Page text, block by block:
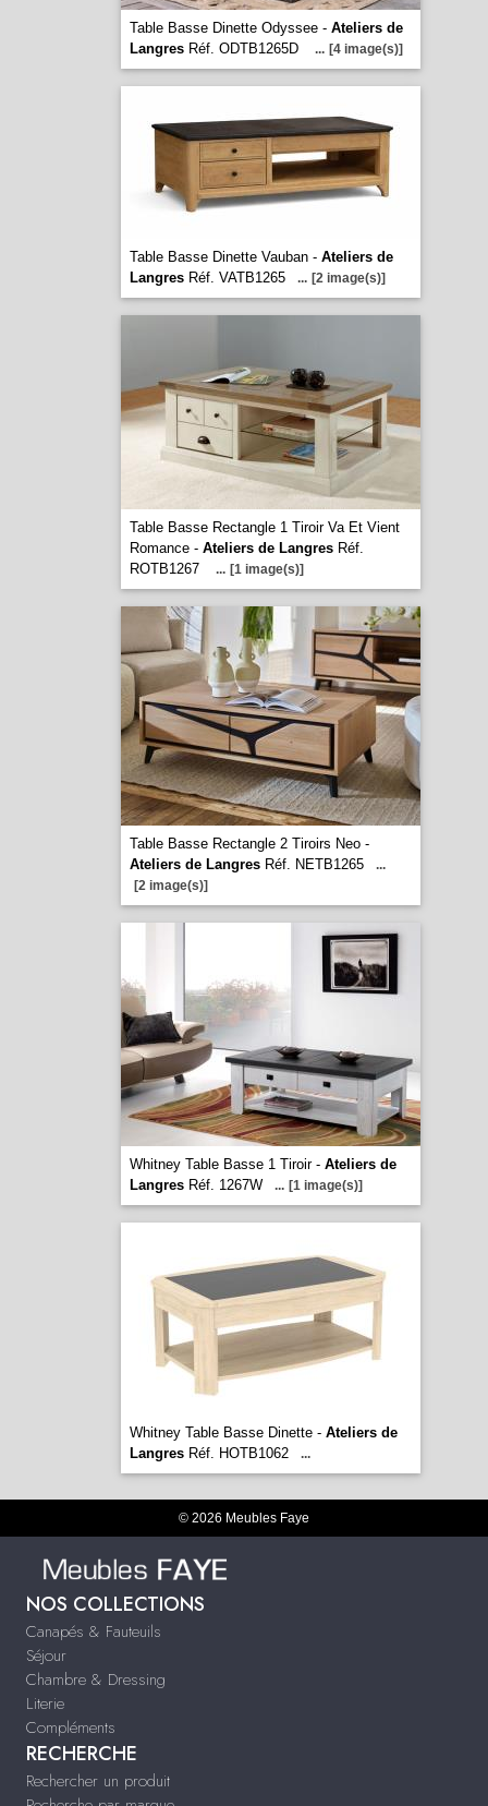
Table Basse Dinette Odyssee - Ateliers de
LangresRéf. ODTB1265D ... [4 image(s)]
Table Basse Dinette Vauban - Ateliers de
LangresRéf. VATB1265 ... [2 image(s)]
Table Basse Rectangle 1 Tiroir Va Et Vient
Romance - Ateliers de LangresRéf.
ROTB1267
... [1 image(s)]
Table Basse Rectangle 2 Tiroirs Neo -
Ateliers de LangresRéf. NETB1265
...
[2 image(s)]
Whitney Table Basse 1 Tiroir - Ateliers de
LangresRéf. 1267W ... [1 image(s)]
Whitney Table Basse Dinette - Ateliers de
LangresRéf. HOTB1062 ...
© 2026 Meubles Faye
NOS COLLECTIONS
Canapés & Fauteuils
Séjour
Chambre & Dressing
Literie
Compléments
RECHERCHE
Rechercher un produit